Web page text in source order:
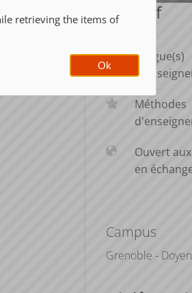
En bref
Langue(s)
Méthodes
Ouvert
en
Campus
Grenoble -
retrieving the items of
Ok